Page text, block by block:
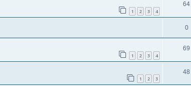
1 2 3 4
64
0
1 2 3 4
69
1 2 3
48